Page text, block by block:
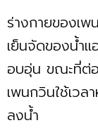
ร่างกายของเ
เย็นจัดของน้ำ
อบอุ่น ขณะที่ต่
เพนกวินใช้เวล
ลงน้ำ